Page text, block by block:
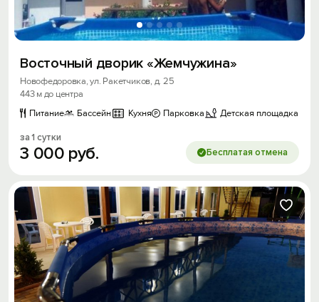
Восточный дворик «Жемчужина»
Новофедоровка, ул. Ракетчиков, д. 25
443 м до центра
Питание
Бассейн Кухня Парковка Детская площадка
за 1 сутки
3 000 руб. Бесплатая отмена